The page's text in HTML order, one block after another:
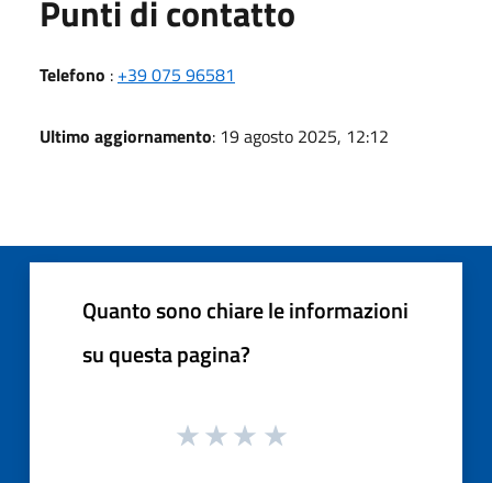
Punti di contatto
Telefono : +39 075 96581
Ultimo aggiornamento: 19 agosto 2025, 12:12
Quanto sono chiare le informazioni
su questa pagina?